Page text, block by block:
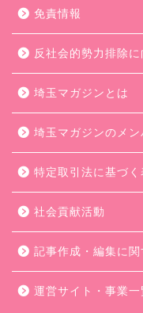
免責情報
反社会的勢力排除
埼玉マガジンとは
埼玉マガジンのメ
特定取引法に基づく
社会貢献活動
記事作成・編集に
運営サイト・事業一